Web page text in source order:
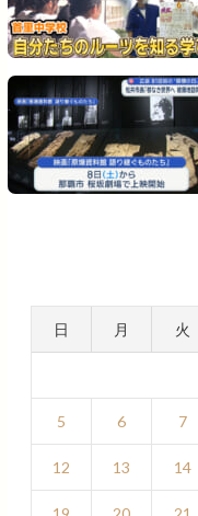
日 月 火
5 6 7
12 13 14